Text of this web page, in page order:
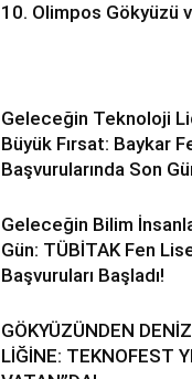
10. Olimpos Gökyüzü
Geleceğin Teknoloji
Büyük Fırsat: Baykar
Başvurularında Son
Geleceğin Bilim
Gün: TÜBİTAK Fen
Başvuruları Başladı!
GÖKYÜZÜNDEN
LİĞİNE: TEKNOFEST